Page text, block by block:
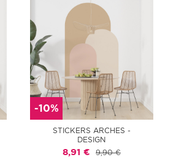
-10%
STICKERS ARCHES -
DESIGN
8,91 € 9,90 €